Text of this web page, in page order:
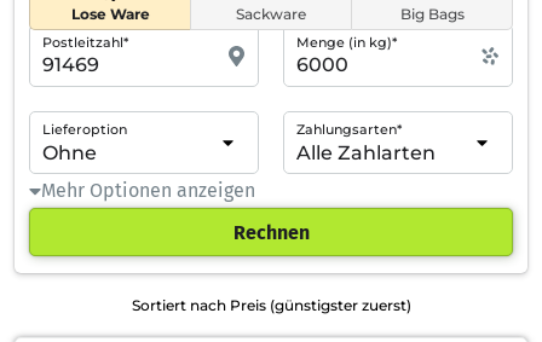
Lose Ware Sackware Big Bags
Postleitzahl* Menge (in kg)*
Lieferoption Zahlungsarten*
Mehr Optionen anzeigen
Rechnen
Sortiert nach Preis (günstigster zuerst)